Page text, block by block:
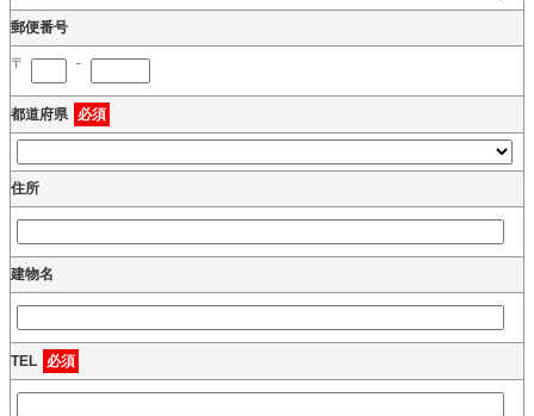
郵便番号
〒 -
都道府県 必須
住所
建物名
TEL 必須